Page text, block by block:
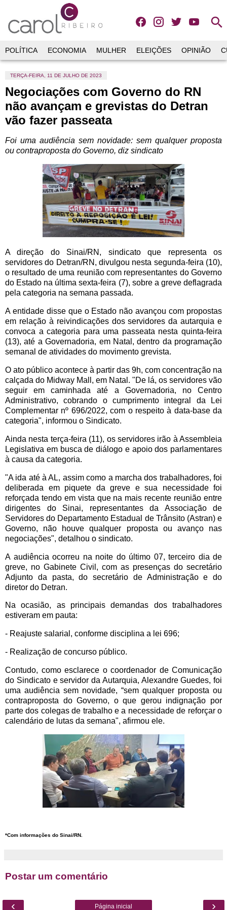
search
POLÍTICA ECONOMIA MULHER ELEIÇÕES OPINIÃO
TERÇA-FEIRA, 11 DE JULHO DE 2023
Negociações com Governo do RN
não avançam e grevistas do Detran
vão fazer passeata
Foi uma audiência sem novidade: sem qualquer proposta
ou contraproposta do Governo, diz sindicato
A direção do Sinai/RN, sindicato que representa os
servidores do Detran/RN, divulgou nesta segunda-feira (10),
o resultado de uma reunião com representantes do Governo
do Estado na última sexta-feira (7), sobre a greve deflagrada
pela categoria na semana passada.
A entidade disse que o Estado não avançou com propostas
em relação à reivindicações dos servidores da autarquia e
convoca a categoria para uma passeata nesta quinta-feira
(13), até a Governadoria, em Natal, dentro da programação
semanal de atividades do movimento grevista.
O ato público acontece à partir das 9h, com concentração na
calçada do Midway Mall, em Natal. "De lá, os servidores vão
seguir em caminhada até a Governadoria, no Centro
Administrativo, cobrando o cumprimento integral da Lei
Complementar nº 696/2022, com o respeito à data-base da
categoria", informou o Sindicato.
Ainda nesta terça-feira (11), os servidores irão à Assembleia
Legislativa em busca de diálogo e apoio dos parlamentares
à causa da categoria.
"A ida até à AL, assim como a marcha dos trabalhadores, foi
deliberada em piquete da greve e sua necessidade foi
reforçada tendo em vista que na mais recente reunião entre
dirigentes do Sinai, representantes da Associação de
Servidores do Departamento Estadual de Trânsito (Astran) e
Governo, não houve qualquer proposta ou avanço nas
negociações", detalhou o sindicato.
A audiência ocorreu na noite do último 07, terceiro dia de
greve, no Gabinete Civil, com as presenças do secretário
Adjunto da pasta, do secretário de Administração e do
diretor do Detran.
Na ocasião, as principais demandas dos trabalhadores
estiveram em pauta:
- Reajuste salarial, conforme disciplina a lei 696;
- Realização de concurso público.
Contudo, como esclarece o coordenador de Comunicação
do Sindicato e servidor da Autarquia, Alexandre Guedes, foi
uma audiência sem novidade, “sem qualquer proposta ou
contraproposta do Governo, o que gerou indignação por
parte dos colegas de trabalho e a necessidade de reforçar o
calendário de lutas da semana", afirmou ele.
*Com informações do Sinai/RN.
Postar um comentário
‹ ›
Página inicial